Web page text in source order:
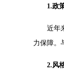
1.政
近年
力保障。
2.风